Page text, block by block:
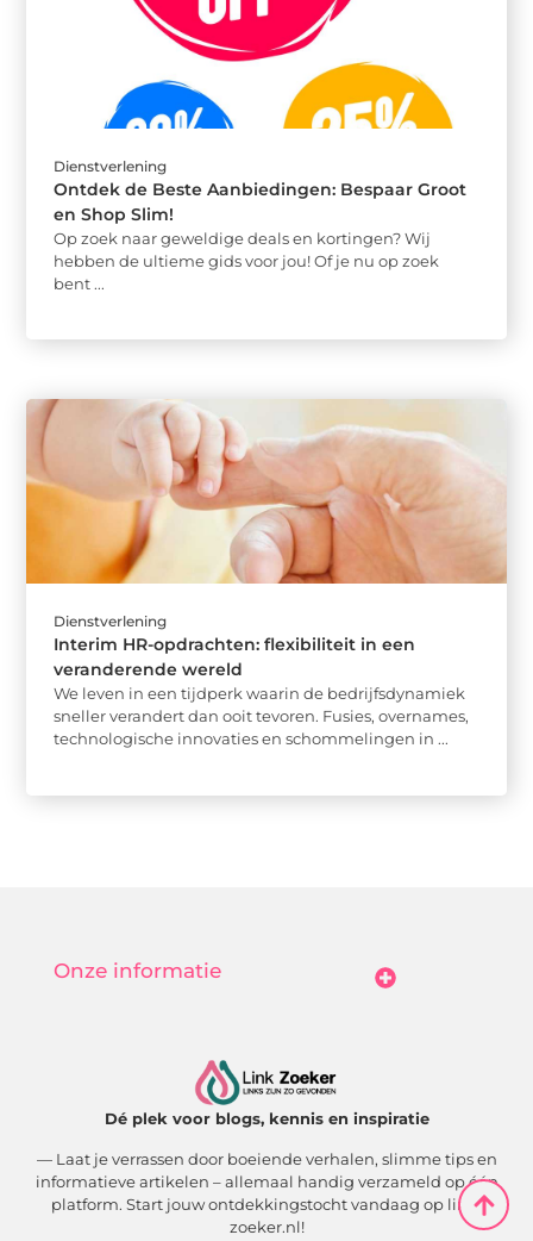
Dienstverlening
Ontdek de Beste Aanbiedingen: Bespaar Groot
en Shop Slim!
Op zoek naar geweldige deals en kortingen? Wij
hebben de ultieme gids voor jou! Of je nu op zoek
bent ...
Dienstverlening
Interim HR-opdrachten: flexibiliteit in een
veranderende wereld
We leven in een tijdperk waarin de bedrijfsdynamiek
sneller verandert dan ooit tevoren. Fusies, overnames,
technologische innovaties en schommelingen in ...
Dé plek voor blogs, kennis en inspiratie
— Laat je verrassen door boeiende verhalen, slimme tips en
informatieve artikelen – allemaal handig verzameld op één
platform. Start jouw ontdekkingstocht vandaag op link-
zoeker.nl!
Onze informatie